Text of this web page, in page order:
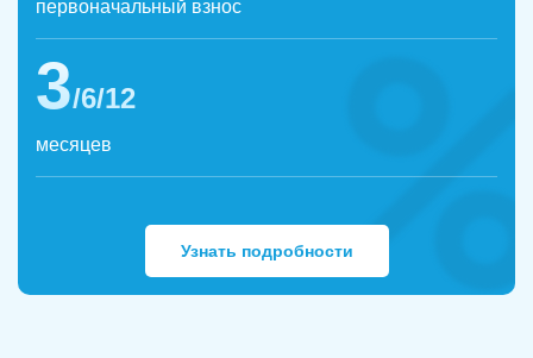
первоначальный взнос
3/6/12
месяцев
Узнать подробности